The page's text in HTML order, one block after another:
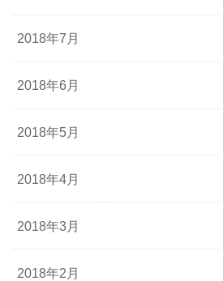
2018年7月
2018年6月
2018年5月
2018年4月
2018年3月
2018年2月